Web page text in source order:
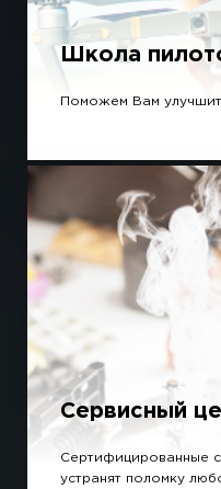
Школа
Поможем Вам
Сервисный
Сертифицированные
устранят поломку